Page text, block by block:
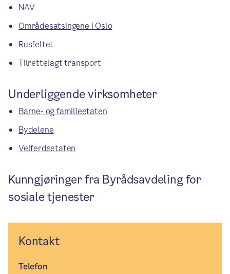
NAV
Områdesatsingene i Oslo
Rusfeltet
Tilrettelagt transport
Underliggende virksomheter
Barne- og familieetaten
Bydelene
Velferdsetaten
Kunngjøringer fra Byrådsavdeling for
sosiale tjenester
Kontakt
Telefon